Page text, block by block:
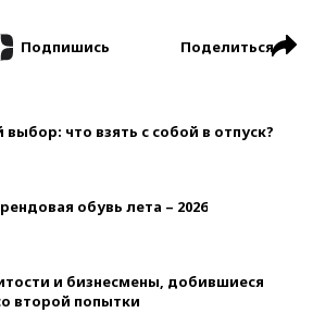
Подпишись Поделиться
что взять с собой в отпуск?
обувь лета – 2026
и бизнесмены, добившиеся
второй попытки